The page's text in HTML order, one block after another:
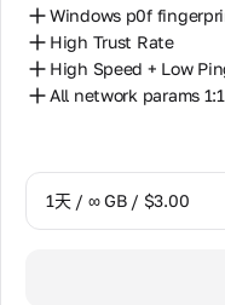
Windows p0f
High Trust Rate
High Speed + Low
All network params
1天 / ∞ GB / $3.00